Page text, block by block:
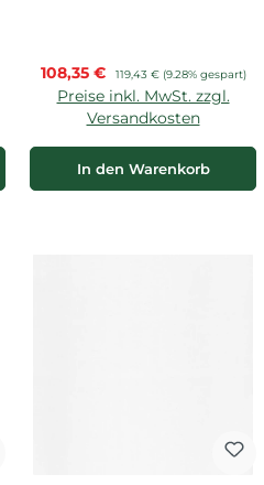
Verkaufspreis:
108,35 € Regulärer Preis:
119,43 € (9.28% gespart)
Preise inkl. MwSt. zzgl.
Versandkosten
In den Warenkorb